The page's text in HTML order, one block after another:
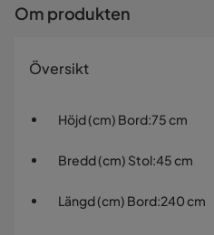
Om produkten
Översikt
Höjd (cm) Bord:75 cm
Bredd (cm) Stol:45 cm
Längd (cm) Bord:240 cm